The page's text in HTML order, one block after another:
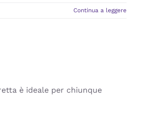
Continua a leggere
è ideale per chiunque